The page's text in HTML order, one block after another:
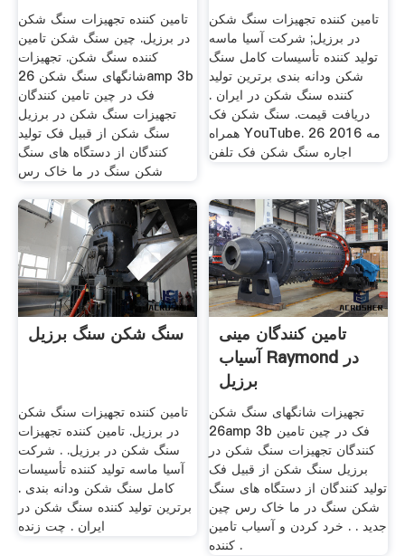
تامین کننده تجهیزات سنگ شکن
در برزیل. چین سنگ شکن تامین
کننده سنگ شکن. تجهیزات
شانگهای سنگ شکن 26amp 3b
فک در چین تامین کنندگان
تجهیزات سنگ شکن در برزیل
سنگ شکن از قبیل فک تولید
کنندگان از دستگاه های سنگ
شکن سنگ در ما خاک رس
تامین کننده تجهیزات سنگ شکن
در برزیل; شرکت آسیا ماسه
توليد كننده تأسيسات كامل سنگ
شکن ودانه بندی برترین تولید
کننده سنگ شکن در ایران .
دریافت قیمت. سنگ شکن فک
همراه YouTube. 26 مه 2016
اجاره سنگ شکن فک تلفن
سنگ شکن سنگ برزیل
تامین کننده تجهیزات سنگ شکن
در برزیل. تامین کننده تجهیزات
سنگ شکن در برزیل. . شرکت
آسیا ماسه توليد كننده تأسيسات
كامل سنگ شکن ودانه بندی .
برترین تولید کننده سنگ شکن در
ایران . چت زنده
تامین کنندگان مینی
آسیاب Raymond در
برزیل
تجهیزات شانگهای سنگ شکن
26amp 3b فک در چین تامین
کنندگان تجهیزات سنگ شکن در
برزیل سنگ شکن از قبیل فک
تولید کنندگان از دستگاه های سنگ
شکن سنگ در ما خاک رس چین
جدید . . خرد کردن و آسیاب تامین
کننده .